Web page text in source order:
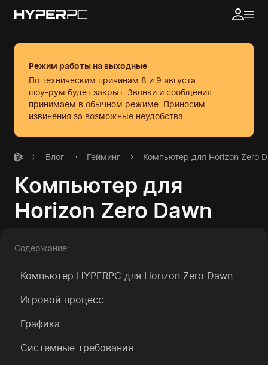
Режим работы на выходные
По техническим причинам 8 и 9 августа
шоу-рум будет закрыт. Звонки и сообщения
принимаем в обычном режиме. Приносим
извинения за возможные неудобства.
Блог Гейминг Компьютер для Horizon Zero
Компьютер для
Horizon Zero Dawn
Содержание:
Компьютер HYPERPC для Horizon Zero Dawn
Игровой процесс
Графика
Системные требования